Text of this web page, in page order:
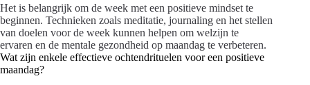
Het is belangrijk om de week met een positieve mindset te
beginnen. Technieken zoals meditatie, journaling en het stellen
van doelen voor de week kunnen helpen om welzijn te
ervaren en de mentale gezondheid op maandag te verbeteren.
Wat zijn enkele effectieve ochtendrituelen voor een positieve
maandag?